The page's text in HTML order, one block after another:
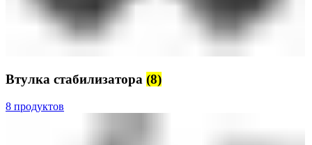
Втулка стабилизатора (8)
8 продуктов